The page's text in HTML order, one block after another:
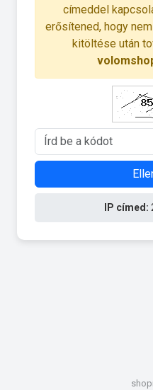
címeddel
erősítened, hogy
kitöltése után
IP címed: